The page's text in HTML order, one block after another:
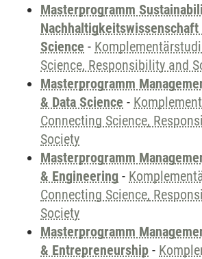
Masterprogramm
Science -
Science, Responsibility and
Masterprogramm
& Data Science -
Connecting Science,
Society
Masterprogramm
& Engineering -
Connecting Science,
Society
Masterprogramm
& Entrepreneurship -